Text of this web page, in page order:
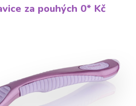
za pouhých 0* Kč